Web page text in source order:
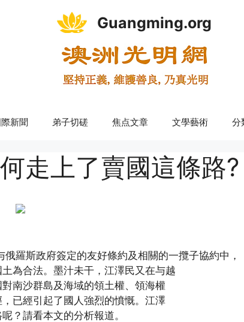
Guangming.org
新聞 弟子切磋 焦点文章 文學藝術 分
走上了賣國這條路?
羅斯政府簽定的友好條約及相關的一攬子協約中，
為合法。墨汁未干，江澤民又在与越
南沙群島及海域的領土權、領海權
已經引起了國人強烈的憤慨。江澤
？請看本文的分析報道。